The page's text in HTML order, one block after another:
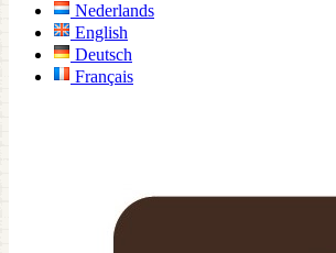
Nederlands
English
Deutsch
Français